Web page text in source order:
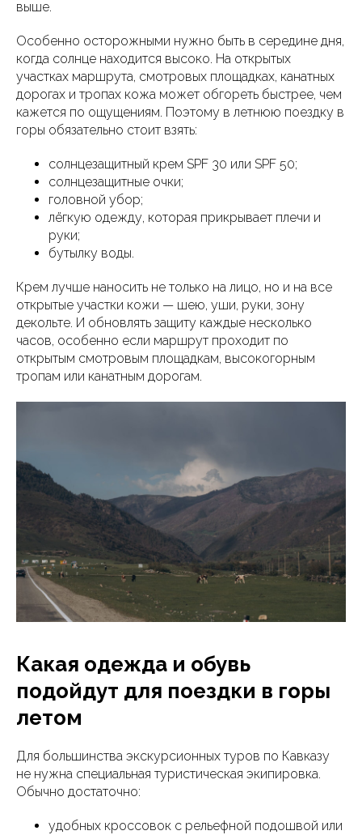
выше.
Особенно осторожными нужно быть в середине дня,
когда солнце находится высоко. На открытых
участках маршрута, смотровых площадках, канатных
дорогах и тропах кожа может обгореть быстрее, чем
кажется по ощущениям. Поэтому в летнюю поездку в
горы обязательно стоит взять:
солнцезащитный крем SPF 30 или SPF 50;
солнцезащитные очки;
головной убор;
лёгкую одежду, которая прикрывает плечи и
руки;
бутылку воды.
Крем лучше наносить не только на лицо, но и на все
открытые участки кожи — шею, уши, руки, зону
декольте. И обновлять защиту каждые несколько
часов, особенно если маршрут проходит по
открытым смотровым площадкам, высокогорным
тропам или канатным дорогам.
Какая одежда и обувь
подойдут для поездки в горы
летом
Для большинства экскурсионных туров по Кавказу
не нужна специальная туристическая экипировка.
Обычно достаточно:
удобных кроссовок с рельефной подошвой или